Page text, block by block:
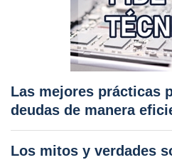
Las mejores prácticas
deudas de manera
Los mitos y verdades